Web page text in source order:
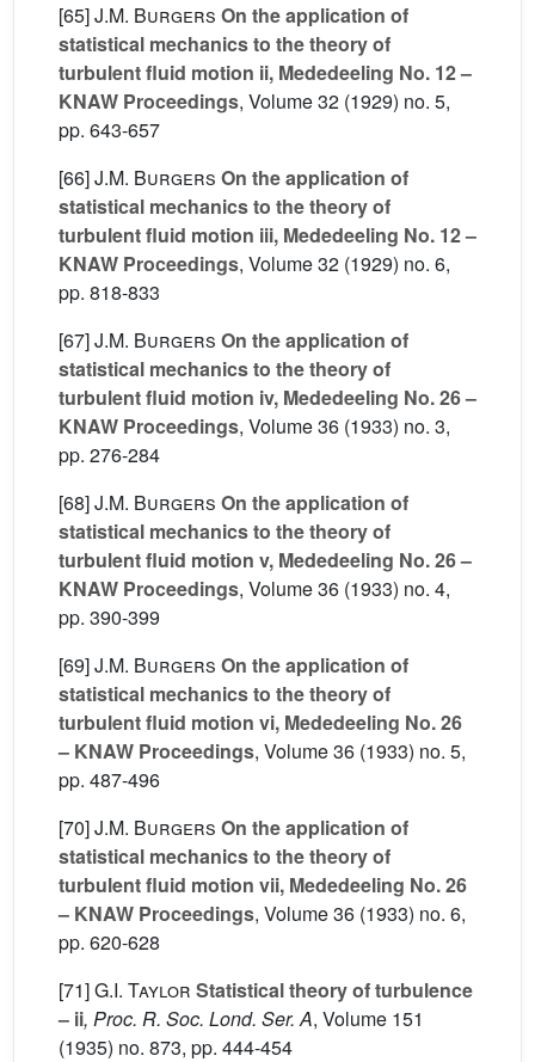
[65]J.M. Burgers On the application of
statistical mechanics to the theory of
turbulent fluid motion ii, Mededeeling No. 12 –
KNAW Proceedings, Volume 32 (1929) no. 5,
pp. 643-657
[66]J.M. Burgers On the application of
statistical mechanics to the theory of
turbulent fluid motion iii, Mededeeling No. 12 –
KNAW Proceedings, Volume 32 (1929) no. 6,
pp. 818-833
[67]J.M. Burgers On the application of
statistical mechanics to the theory of
turbulent fluid motion iv, Mededeeling No. 26 –
KNAW Proceedings, Volume 36 (1933) no. 3,
pp. 276-284
[68]J.M. Burgers On the application of
statistical mechanics to the theory of
turbulent fluid motion v, Mededeeling No. 26 –
KNAW Proceedings, Volume 36 (1933) no. 4,
pp. 390-399
[69]J.M. Burgers On the application of
statistical mechanics to the theory of
turbulent fluid motion vi, Mededeeling No. 26
– KNAW Proceedings, Volume 36 (1933) no. 5,
pp. 487-496
[70]J.M. Burgers On the application of
statistical mechanics to the theory of
turbulent fluid motion vii, Mededeeling No. 26
– KNAW Proceedings, Volume 36 (1933) no. 6,
pp. 620-628
[71]G.I. Taylor Statistical theory of turbulence
– ii, Proc. R. Soc. Lond. Ser. A, Volume 151
(1935) no. 873, pp. 444-454